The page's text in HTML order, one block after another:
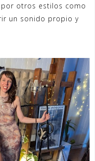
por otros estilos como
un sonido propio y